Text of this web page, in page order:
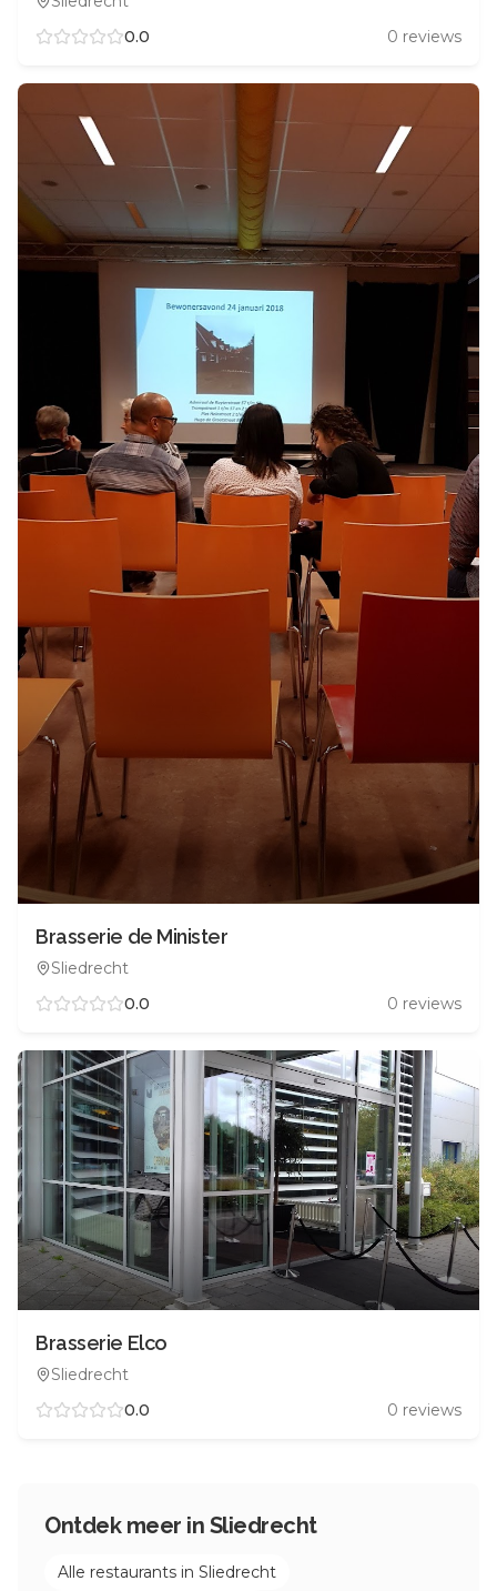
0.0
0 reviews
Brasserie de Minister
Sliedrecht
0.0
0 reviews
Brasserie Elco
Sliedrecht
0.0
0 reviews
Ontdek meer in Sliedrecht
Alle restaurants in Sliedrecht